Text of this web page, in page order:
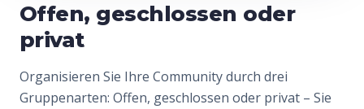
Offen, geschlossen oder
privat
Organisieren Sie Ihre Community durch drei
Gruppenarten: Offen, geschlossen oder privat – Sie